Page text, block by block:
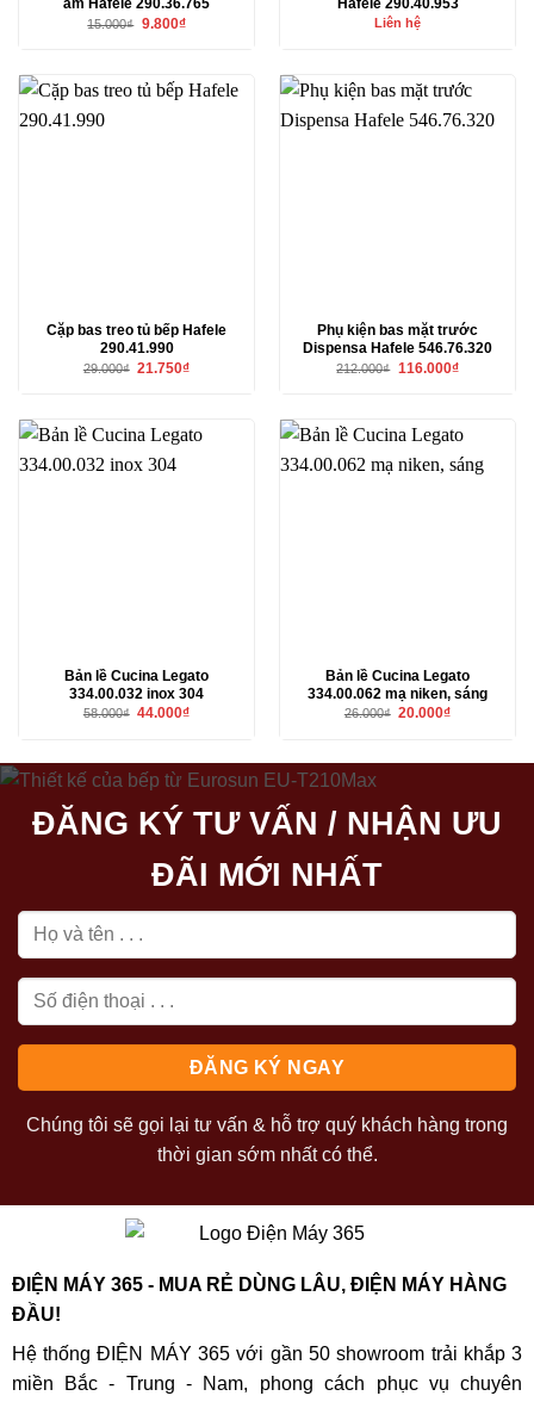
âm Hafele 290.36.765
15.000₫ Giá
9.800₫Giá
Hafele 290.40.953
Liên hệ
Cặp bas treo tủ bếp Hafele
290.41.990
29.000₫ Giá
21.750₫Giá
Phụ kiện bas mặt trước
Dispensa Hafele 546.76.320
212.000₫ Giá
116.000₫Giá
Bản lề Cucina Legato
334.00.032 inox 304
58.000₫ Giá
44.000₫Giá
44.000₫.
Bản lề Cucina Legato
334.00.062 mạ niken, sáng
26.000₫ Giá
20.000₫Giá
20.000₫.
ĐĂNG KÝ TƯ VẤN / NHẬN ƯU
ĐÃI MỚI NHẤT
Chúng tôi sẽ gọi lại tư vấn & hỗ trợ quý khách hàng trong
thời gian sớm nhất có thể.
ĐIỆN MÁY 365 - MUA RẺ DÙNG LÂU, ĐIỆN MÁY HÀNG
ĐẦU!
Hệ thống ĐIỆN MÁY 365 với gần 50 showroom trải khắp 3
miền Bắc - Trung - Nam, phong cách phục vụ chuyên